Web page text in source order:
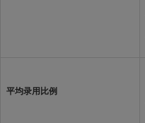
平均录用比例